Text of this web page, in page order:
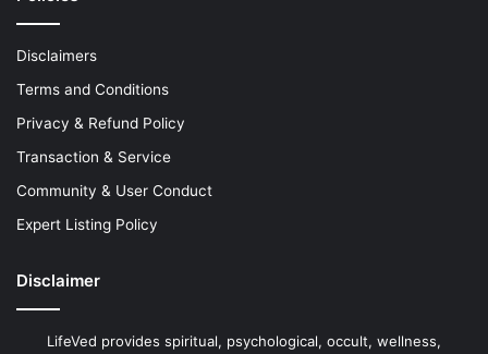
Disclaimers
Terms and Conditions
Privacy & Refund Policy
Transaction & Service
Community & User Conduct
Expert Listing Policy
Disclaimer
LifeVed provides spiritual, psychological, occult, wellness,